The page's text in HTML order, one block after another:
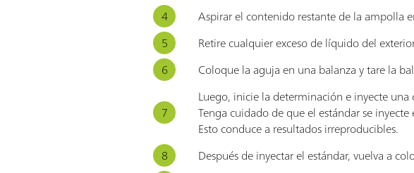
Aspirar el contenido restante de la ampolla
Retire cualquier exceso de líquido del
Coloque la aguja en una balanza y tare la
Luego, inicie la determinación e inyecte
Tenga cuidado de que el estándar se
Esto conduce a resultados irreproducibles.
Después de inyectar el estándar, vuelva a